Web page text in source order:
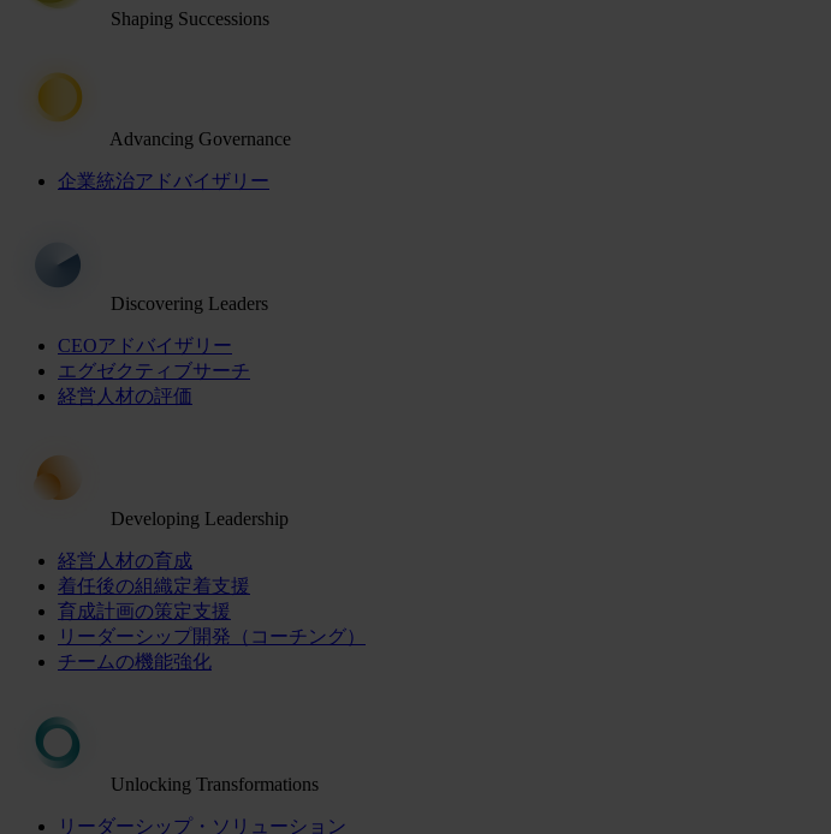
Shaping Successions
Advancing Governance
企業統治アドバイザリー
Discovering Leaders
CEOアドバイザリー
エグゼクティブサーチ
経営人材の評価
Developing Leadership
経営人材の育成
着任後の組織定着支援
育成計画の策定支援
リーダーシップ開発（コーチング）
チームの機能強化
Unlocking Transformations
リーダーシップ・ソリューション